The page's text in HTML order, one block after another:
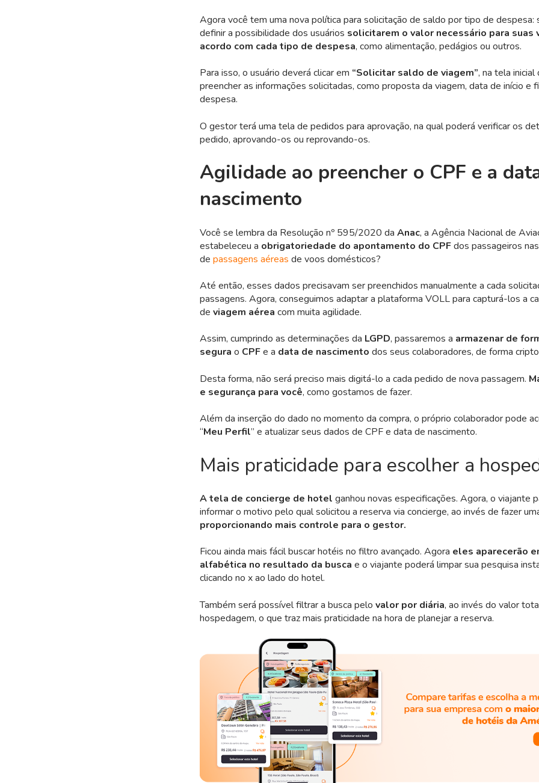
Agora você tem uma nova política para solicitação de saldo por tipo de despesa:
definir a possibilidade dos usuários solicitarem o valor necessário para suas
acordo com cada tipo de despesa, como alimentação, pedágios ou outros.
Para isso, o usuário deverá clicar em “Solicitar saldo de viagem”, na tela
preencher as informações solicitadas, como proposta da viagem, data de início e
despesa.
O gestor terá uma tela de pedidos para aprovação, na qual poderá verificar os
pedido, aprovando-os ou reprovando-os.
Agilidade ao preencher o CPF e a
nascimento
Você se lembra da Resolução nº 595/2020 da Anac, a Agência Nacional de
estabeleceu a obrigatoriedade do apontamento do CPFdos passageiros
de passagens aéreas de voos domésticos?
Até então, esses dados precisavam ser preenchidos manualmente a cada
passagens. Agora, conseguimos adaptar a plataforma VOLL para capturá-los a
de viagem aérea com muita agilidade.
Assim, cumprindo as determinações da LGPD, passaremos a armazenar de
segura o CPFe a data de nascimento dos seus colaboradores, de forma
Desta forma, não será preciso mais digitá-lo a cada pedido de nova passagem.
e segurança para você, como gostamos de fazer.
Além da inserção do dado no momento da compra, o próprio colaborador pode
“Meu Perfil” e atualizar seus dados de CPF e data de nascimento.
Mais praticidade para escolher a
A tela de concierge de hotel ganhou novas especificações. Agora, o viajante
informar o motivo pelo qual solicitou a reserva via concierge, ao invés de fazer
proporcionando mais controle para o gestor.
Ficou ainda mais fácil buscar hotéis no filtro avançado. Agora eles aparecerão
alfabética no resultado da busca e o viajante poderá limpar sua pesquisa
clicando no x ao lado do hotel.
Também será possível filtrar a busca pelo valor por diária, ao invés do valor
hospedagem, o que traz mais praticidade na hora de planejar a reserva.